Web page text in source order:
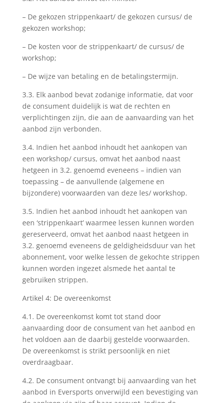
– De gekozen strippenkaart/ de gekozen cursus/ de
gekozen workshop;
– De kosten voor de strippenkaart/ de cursus/ de
workshop;
– De wijze van betaling en de betalingstermijn.
3.3. Elk aanbod bevat zodanige informatie, dat voor
de consument duidelijk is wat de rechten en
verplichtingen zijn, die aan de aanvaarding van het
aanbod zijn verbonden.
3.4. Indien het aanbod inhoudt het aankopen van
een workshop/ cursus, omvat het aanbod naast
hetgeen in 3.2. genoemd eveneens – indien van
toepassing – de aanvullende (algemene en
bijzondere) voorwaarden van deze les/ workshop.
3.5. Indien het aanbod inhoudt het aankopen van
een ‘strippenkaart’ waarmee lessen kunnen worden
gereserveerd, omvat het aanbod naast hetgeen in
3.2. genoemd eveneens de geldigheidsduur van het
abonnement, voor welke lessen de gekochte strippen
kunnen worden ingezet alsmede het aantal te
gebruiken strippen.
Artikel 4: De overeenkomst
4.1. De overeenkomst komt tot stand door
aanvaarding door de consument van het aanbod en
het voldoen aan de daarbij gestelde voorwaarden.
De overeenkomst is strikt persoonlijk en niet
overdraagbaar.
4.2. De consument ontvangt bij aanvaarding van het
aanbod in Eversports onverwijld een bevestiging van